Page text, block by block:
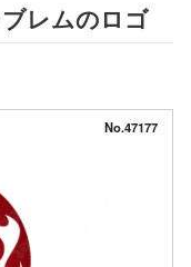
レムのロゴ
No.47177